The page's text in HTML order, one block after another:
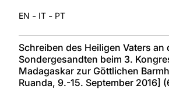
EN - IT - PT
Schreiben des Heiligen Vaters an
Sondergesandten beim 3.
Madagaskar zur Göttlichen
Ruanda, 9.-15. September 2016]